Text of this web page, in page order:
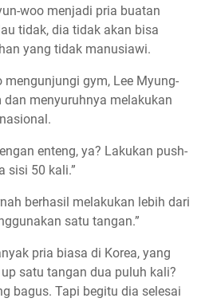
woo menjadi pria buatan
tidak, dia tidak akan bisa
yang tidak manusiawi.
mengunjungi gym, Lee Myung-
dan menyuruhnya melakukan
enteng, ya? Lakukan push-
sisi 50 kali.”
berhasil melakukan lebih dari
satu tangan.”
pria biasa di Korea, yang
satu tangan dua puluh kali?
bagus. Tapi begitu dia selesai